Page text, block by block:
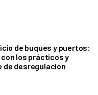
de buques y puertos:
con los prácticos y
de desregulación